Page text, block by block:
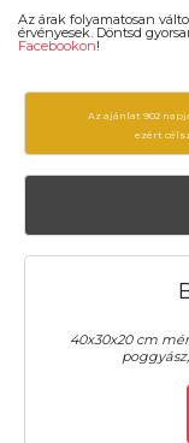
Az árak folyamatosan
érvényesek. Döntsd
Facebookon!
Az ajánlat 902
ezért
40x30x20 cm